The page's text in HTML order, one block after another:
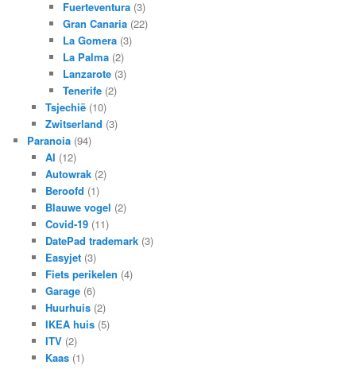
Fuerteventura (3)
Gran Canaria (22)
La Gomera (3)
La Palma (2)
Lanzarote (3)
Tenerife (2)
Tsjechië(10)
Zwitserland (3)
Paranoia (94)
AI (12)
Autowrak(2)
Beroofd (1)
Blauwe vogel (2)
Covid-19(11)
DatePad trademark(3)
Easyjet(3)
Fiets perikelen (4)
Garage(6)
Huurhuis(2)
IKEA huis(5)
ITV(2)
Kaas(1)